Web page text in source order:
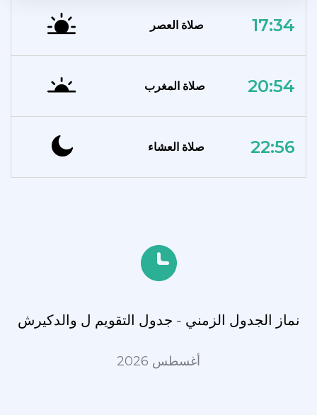
صلاة العصر 17:34
صلاة المغرب 20:54
صلاة العشاء 22:56
نماز الجدول الزمني - جدول التقويم ل والدکیرش
أغسطس 2026